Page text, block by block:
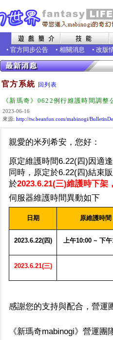
• 官方同步公告 • 相關消息 • 改版
官方系統 回列表
《新瑪奇》0622例行維護時間調整
2023-06-16
來源: http://tw.beanfun.com/mabinogi/
親愛的米列希安，您好：
原定維護時間6.22(四)因適
同時，原定於6.22(四)結束
於2023.6.21(三)維護時下架
伺服器維護時間異動如下
日期 原維護時間
2023.6.22(四) 上午10:00 ~ 下
2023.6.21(三)
感謝您的支持與配合，營運
《新瑪奇mabinogi》營運團